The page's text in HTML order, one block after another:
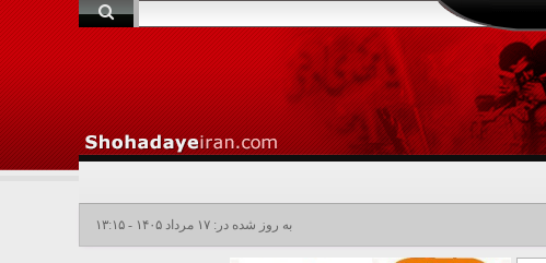
به روز شده در: ۱۷ مرداد ۱۴۰۵ - ۱۳:۱۵